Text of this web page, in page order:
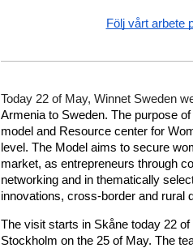
Följ vårt arbete
Today 22 of May, Winnet Sweden
Armenia to Sweden. The purpose
model and Resource center for
level. The Model aims to secure
market, as entrepreneurs through
networking and in thematically
innovations, cross-border and rural
The visit starts in Skåne today 22
Stockholm on the 25 of May. The